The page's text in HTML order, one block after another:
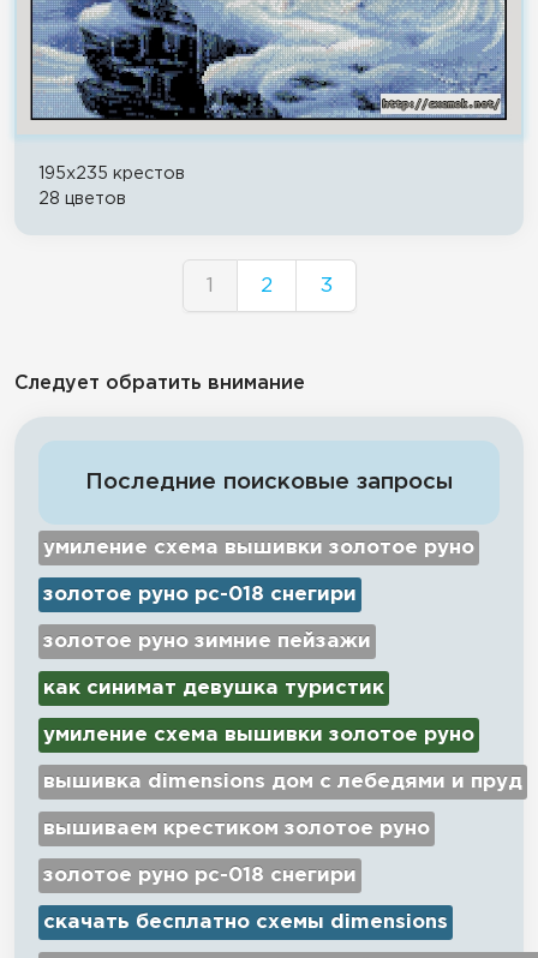
195x235 крестов
28 цветов
1 2 3
Следует обратить внимание
Последние поисковые запросы
умиление схема вышивки золотое руно
золотое руно рс-018 снегири
золотое руно зимние пейзажи
как синимат девушка туристик
умиление схема вышивки золотое руно
вышивка dimensions дом с лебедями и пруд
вышиваем крестиком золотое руно
золотое руно рс-018 снегири
скачать бесплатно схемы dimensions